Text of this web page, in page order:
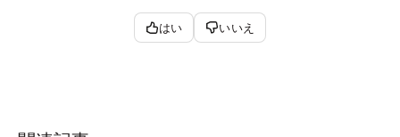
はい いいえ